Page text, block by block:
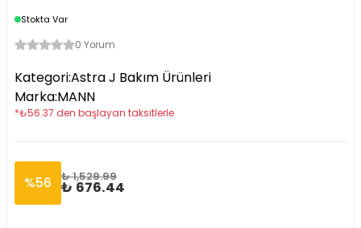
Stokta Var
0 Yorum
Kategori:Astra J Bakım Ürünleri
Marka:MANN
*₺56.37 den başlayan taksitlerle
%56 ₺ 1,529.99
₺ 676.44